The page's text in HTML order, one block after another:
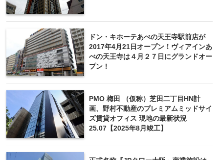
ドン・キホーテあべの天王寺駅前店が
2017年4月21日オープン！ヴィアインあ
べの天王寺は４月２７日にグランドオー
プン！
PMO 梅田 （仮称）芝田二丁目HN計
画、野村不動産のプレミアムミッドサイ
ズ賃貸オフィス 現地の最新状況
25.07【2025年8月竣工】